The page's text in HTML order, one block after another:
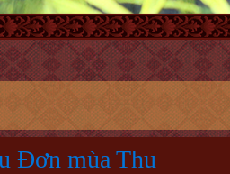
Đơn mùa Thu